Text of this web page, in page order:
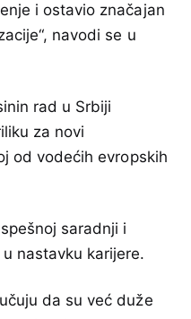
i ostavio značajan
navodi se u
rad u Srbiji
za novi
od vodećih evropskih
saradnji i
nastavku karijere.
da su već duže